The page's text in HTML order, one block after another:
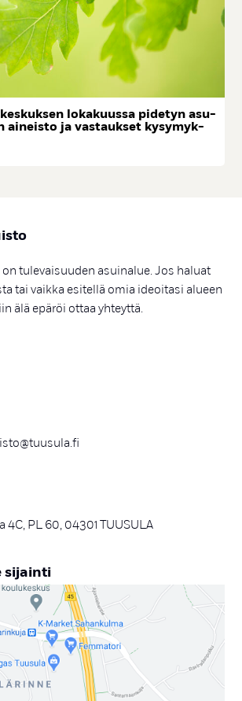
lo­ka­kuus­sa pi­de­tyn asu­
ai­neis­to ja vas­tauk­set ky­sy­myk­
tulevaisuuden asuinalue. Jos haluat
tai vaikka esitellä omia ideoitasi alueen
älä epäröi ottaa yhteyttä.
4C, PL 60, 04301 TUUSULA
si­jain­ti